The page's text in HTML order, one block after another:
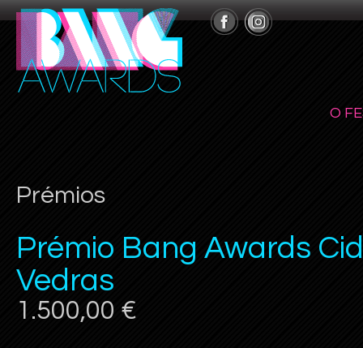
O
Prémios
Prémio Bang Awards
Vedras
1.500,00 €